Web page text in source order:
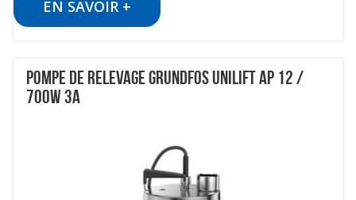
EN SAVOIR +
POMPE DE RELEVAGE GRUNDFOS UNILIFT AP 12 /
700W 3A